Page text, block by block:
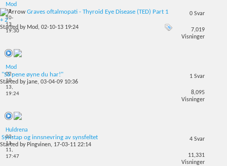
Mod
02-
10-
13,
19:30
Graves oftalmopati - Thyroid Eye Disease (TED) Part 1
+ 2
Started by Mod, 02-10-13 19:24
0 Svar
7,019
Visninger
Mod
02-
10-
13,
19:24
"Så pene øyne du har!"
Started by jane, 03-04-09 10:36
1 Svar
8,095
Visninger
Huldrena
02-
11-
11,
17:47
Synstap og innsnevring av synsfeltet
Started by Pingvinen, 17-03-11 22:14
4 Svar
11,331
Visninger